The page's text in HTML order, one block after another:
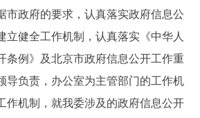
在线访谈 图说互动
政府的要求，认真落实政府信息公
立健全工作机制，认真落实《中华人
条例》及北京市政府信息公开工作重
导负责，办公室为主管部门的工作机
作机制，就我委涉及的政府信息公开